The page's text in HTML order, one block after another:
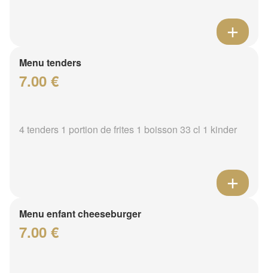
Menu tenders
7.00 €
4 tenders 1 portion de frites 1 boisson 33 cl 1 kinder
Menu enfant cheeseburger
7.00 €